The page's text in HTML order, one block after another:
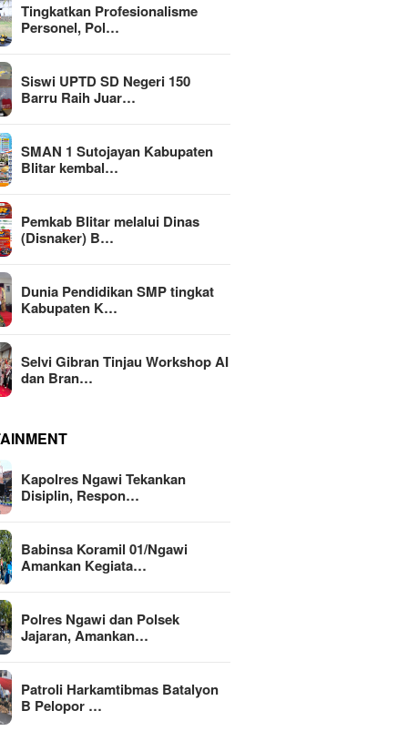
Tingkatkan Profesionalisme
Personel, Pol…
Siswi UPTD SD Negeri 150
Barru Raih Juar…
SMAN 1 Sutojayan Kabupaten
Blitar kembal…
Pemkab Blitar melalui Dinas
(Disnaker) B…
Dunia Pendidikan SMP tingkat
Kabupaten K…
Selvi Gibran Tinjau Workshop AI
dan Bran…
Kapolres Ngawi Tekankan
Disiplin, Respon…
Babinsa Koramil 01/Ngawi
Amankan Kegiata…
Polres Ngawi dan Polsek
Jajaran, Amankan…
Patroli Harkamtibmas Batalyon
B Pelopor …